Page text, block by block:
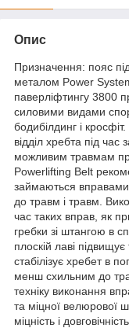
Опис
Призначення: пояс
металом Power
паверліфтингу 3800
силовими видами
бодибілдинг і
відділ хребта під час
можливим травмам
Powerlifting Belt
займаються вправами
до травм і травм.
час таких вправ, як
гребки зі штангою в
плоскій лаві
стабілізує хребет в
менш схильним до
техніку виконання
та міцної велюрової
міцність і